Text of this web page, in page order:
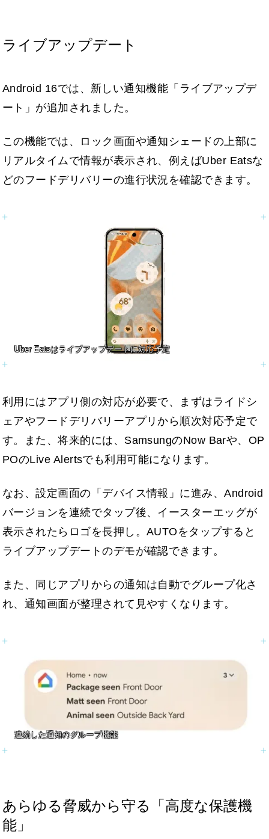
ライブアップデート
Android 16では、新しい通知機能「ライブアップデ
ート」が追加されました。
この機能では、ロック画面や通知シェードの上部に
リアルタイムで情報が表示され、例えばUber Eatsな
どのフードデリバリーの進行状況を確認できます。
Uber Eatsはライブアップデートに対応予定
利用にはアプリ側の対応が必要で、まずはライドシ
ェアやフードデリバリーアプリから順次対応予定で
す。また、将来的には、SamsungのNow Barや、OP
POのLive Alertsでも利用可能になります。
なお、設定画面の「デバイス情報」に進み、Android
バージョンを連続でタップ後、イースターエッグが
表示されたらロゴを長押し。AUTOをタップすると
ライブアップデートのデモが確認できます。
また、同じアプリからの通知は自動でグループ化さ
れ、通知画面が整理されて見やすくなります。
連続した通知のグループ機能
あらゆる脅威から守る「高度な保護機
能」